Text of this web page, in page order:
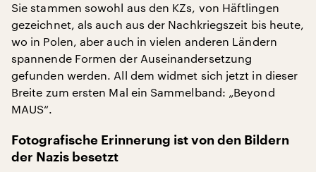
Sie stammen sowohl aus den KZs, von Häftlingen
gezeichnet, als auch aus der Nachkriegszeit bis heute,
wo in Polen, aber auch in vielen anderen Ländern
spannende Formen der Auseinandersetzung
gefunden werden. All dem widmet sich jetzt in dieser
Breite zum ersten Mal ein Sammelband: „Beyond
MAUS“.
Fotografische Erinnerung ist von den Bildern
der Nazis besetzt